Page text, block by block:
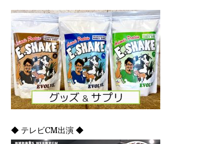
◆ テレビCM出演 ◆